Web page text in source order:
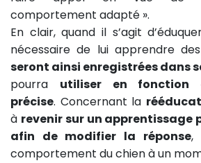
comportement adapté ».
En clair, quand il s’agit
nécessaire de lui apprendre des
seront ainsi enregistrées dans
pourra utiliser en fonction
précise. Concernant la
à revenir sur un apprentissage
afin de modifier la réponse,
comportement du chien à un